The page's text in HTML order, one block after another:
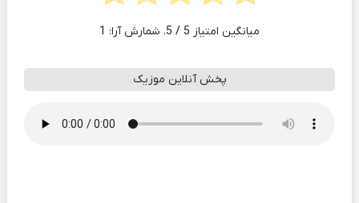
میانگین امتیاز 5 / 5. شمارش آرا: 1
پخش آنلاین موزیک